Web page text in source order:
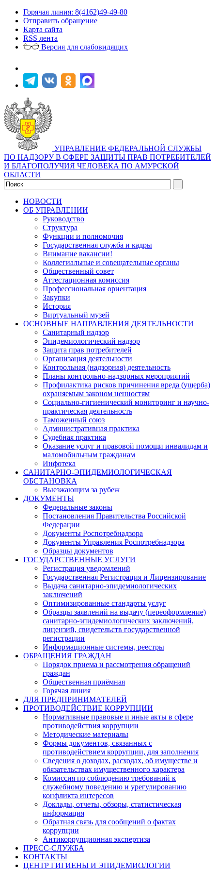
Горячая линия: 8(4162)49-49-80
Отправить обращение
Карта сайта
RSS лента
Версия для слабовидящих
УПРАВЛЕНИЕ ФЕДЕРАЛЬНОЙ СЛУЖБЫ
ПО НАДЗОРУ В СФЕРЕ ЗАЩИТЫ ПРАВ ПОТРЕБИТЕЛЕЙ
И БЛАГОПОЛУЧИЯ ЧЕЛОВЕКА ПО АМУРСКОЙ
ОБЛАСТИ
НОВОСТИ
ОБ УПРАВЛЕНИИ
Руководство
Структура
Функции и полномочия
Государственная служба и кадры
Внимание вакансии!
Коллегиальные и совещательные органы
Общественный совет
Аттестационная комиссия
Профессиональная ориентация
Закупки
История
Виртуальный музей
ОСНОВНЫЕ НАПРАВЛЕНИЯ ДЕЯТЕЛЬНОСТИ
Санитарный надзор
Эпидемиологический надзор
Защита прав потребителей
Организация деятельности
Контрольная (надзорная) деятельность
Планы контрольно-надзорных мероприятий
Профилактика рисков причинения вреда (ущерба)
охраняемым законом ценностям
Социально-гигиенический мониторинг и научно-
практическая деятельность
Таможенный союз
Административная практика
Судебная практика
Оказание услуг и правовой помощи инвалидам и
маломобильным гражданам
Инфотека
САНИТАРНО-ЭПИДЕМИОЛОГИЧЕСКАЯ
ОБСТАНОВКА
Выезжающим за рубеж
ДОКУМЕНТЫ
Федеральные законы
Постановления Правительства Российской
Федерации
Документы Роспотребнадзора
Документы Управления Роспотребнадзора
Образцы документов
ГОСУДАРСТВЕННЫЕ УСЛУГИ
Регистрация уведомлений
Государственная Регистрация и Лицензирование
Выдача санитарно-эпидемиологических
заключений
Оптимизированные стандарты услуг
Образцы заявлений на выдачу (переоформление)
санитарно-эпидемиологических заключений,
лицензий, свидетельств государственной
регистрации
Информационные системы, реестры
ОБРАЩЕНИЯ ГРАЖДАН
Порядок приема и рассмотрения обращений
граждан
Общественная приёмная
Горячая линия
ДЛЯ ПРЕДПРИНИМАТЕЛЕЙ
ПРОТИВОДЕЙСТВИЕ КОРРУПЦИИ
Нормативные правовые и иные акты в сфере
противодействия коррупции
Методические материалы
Формы документов, связанных с
противодействием коррупции, для заполнения
Сведения о доходах, расходах, об имуществе и
обязательствах имущественного характера
Комиссия по соблюдению требований к
служебному поведению и урегулированию
конфликта интересов
Доклады, отчеты, обзоры, статистическая
информация
Обратная связь для сообщений о фактах
коррупции
Антикоррупционная экспертиза
ПРЕСС-СЛУЖБА
КОНТАКТЫ
ЦЕНТР ГИГИЕНЫ И ЭПИДЕМИОЛОГИИ